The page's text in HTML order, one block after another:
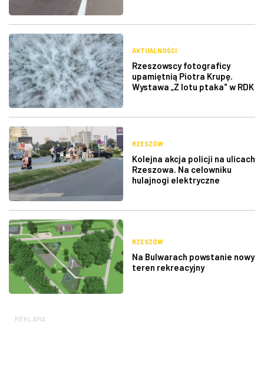
AKTUALNOŚCI
Rzeszowscy fotograficy
upamiętnią Piotra Krupę.
Wystawa „Z lotu ptaka" w RDK
RZESZÓW
Kolejna akcja policji na ulicach
Rzeszowa. Na celowniku
hulajnogi elektryczne
RZESZÓW
Na Bulwarach powstanie nowy
teren rekreacyjny
REKLAMA